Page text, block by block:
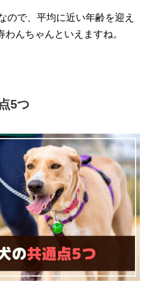
ので、平均に近い年齢を迎え
んちゃんといえますね。
5つ